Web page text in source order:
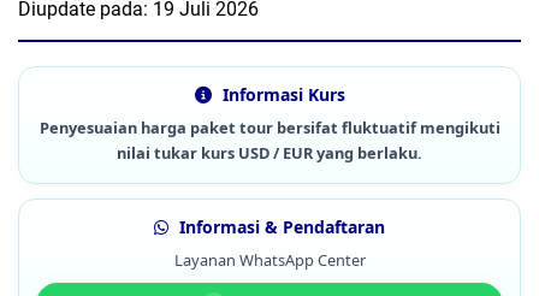
Diupdate pada: 19 Juli 2026
Informasi Kurs
Penyesuaian harga paket tour bersifat fluktuatif mengikuti
nilai tukar kurs USD / EUR yang berlaku.
Informasi & Pendaftaran
Layanan WhatsApp Center